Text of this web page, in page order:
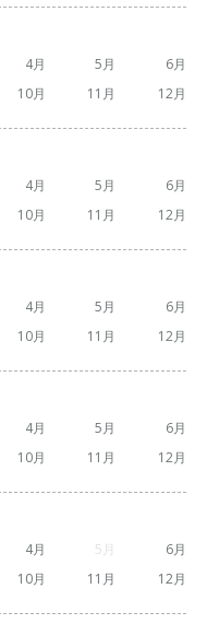
4 5
6
10 11 12
4 5
6
10 11 12
4 5
6
10 11 12
4 5
6
10 11 12
4 5
6
10 11 12